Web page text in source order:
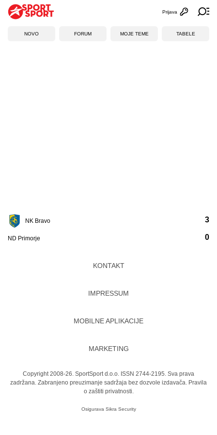
Otvori
Prijava
NOVO FORUM MOJE TEME TABELE
NK Bravo
ND Primorje
3
0
KONTAKT
IMPRESSUM
MOBILNE APLIKACIJE
MARKETING
Copyright 2008-26. SportSport d.o.o. ISSN 2744-2195. Sva prava
zadržana. Zabranjeno preuzimanje sadržaja bez dozvole izdavača. Pravila
o zaštiti privatnosti.
Osigurava Sikra Security